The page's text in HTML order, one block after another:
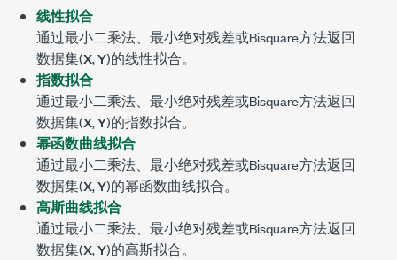
线性拟合
通过最小二乘法、最小绝对残差或Bisquare方法返回
数据集(X,Y)的线性拟合。
指数拟合
通过最小二乘法、最小绝对残差或Bisquare方法返回
数据集(X,Y)的指数拟合。
幂函数曲线拟合
通过最小二乘法、最小绝对残差或Bisquare方法返回
数据集(X,Y)的幂函数曲线拟合。
高斯曲线拟合
通过最小二乘法、最小绝对残差或Bisquare方法返回
数据集(X,Y)的高斯拟合。